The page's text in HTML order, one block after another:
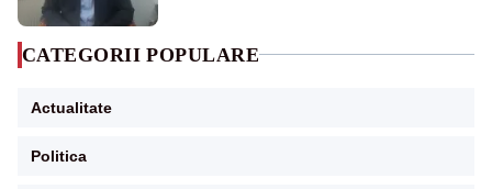
CATEGORII POPULARE
Actualitate
Politica